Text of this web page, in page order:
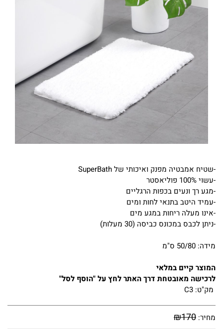
-שטיח אמבטיה מפנק ואיכותי של SuperBath
-עשוי 100% פוליאסטר
-מגע רך ונעים בכפות הרגליים
-עמיד היטב בתנאי לחות ומים
-אינו מעלה ריחות במגע מים
-ניתן לכבס במכונס כביסה (30 מעלות)
מידה: 50/80 ס"מ
המוצר קיים במלאי
לרכישה מאובטחת דרך האתר לחץ על "הוסף לסל"
מק"ט: C3
מחיר: ₪170